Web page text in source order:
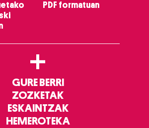
PDF formatuan
+
GURE BERRI
ZOZKETAK
ESKAINTZAK
HEMEROTEKA